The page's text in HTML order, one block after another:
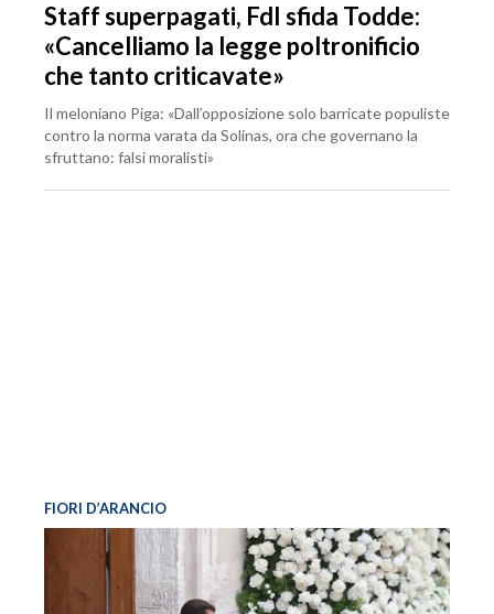
Staff superpagati, FdI sfida Todde:
«Cancelliamo la legge poltronificio
che tanto criticavate»
Il meloniano Piga: «Dall’opposizione solo barricate populiste
contro la norma varata da Solinas, ora che governano la
sfruttano: falsi moralisti»
FIORI D’ARANCIO